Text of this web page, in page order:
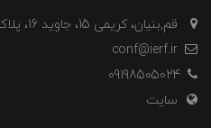
قم,بنیان، کریمی 15، جاوید 16، پلاک 53
09198505024
سایت